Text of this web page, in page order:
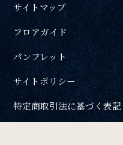
サイトマップ
フロアガイド
パンフレット
サイトポリシー
特定商取引法に基づく表記